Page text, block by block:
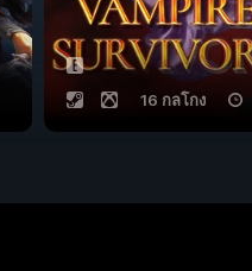
16 กลโกง